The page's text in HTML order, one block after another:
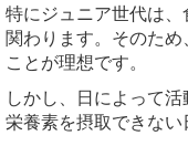
特にジュニア世代は
関わります。そのた
ことが理想です。
しかし、日によって
栄養素を摂取できない